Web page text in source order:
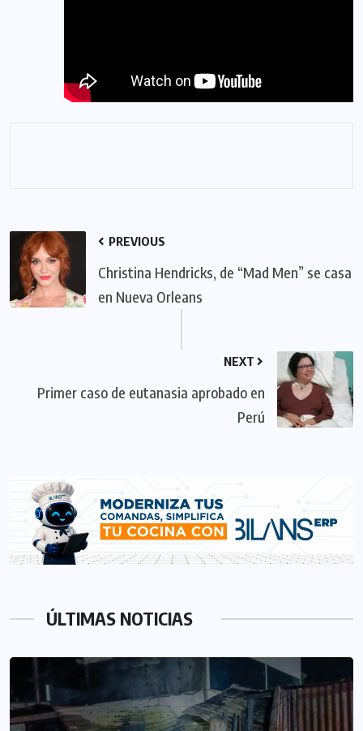
PREVIOUS
Christina Hendricks, de “Mad Men” se casa
en Nueva Orleans
NEXT
Primer caso de eutanasia aprobado en
Perú
ÚLTIMAS NOTICIAS